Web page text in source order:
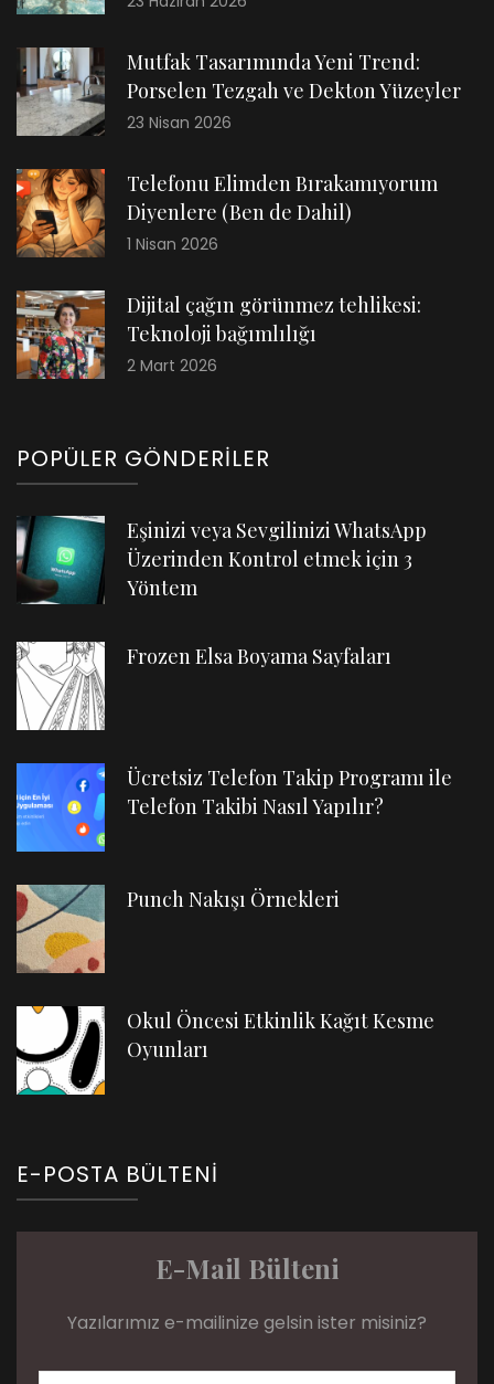
Mutfak Tasarımında Yeni Trend:
Porselen Tezgah ve Dekton Yüzeyler
23 Nisan 2026
Telefonu Elimden Bırakamıyorum
Diyenlere (Ben de Dahil)
1 Nisan 2026
Dijital çağın görünmez tehlikesi:
Teknoloji bağımlılığı
2 Mart 2026
POPÜLER GÖNDERILER
Eşinizi veya Sevgilinizi WhatsApp
Üzerinden Kontrol etmek için 3
Yöntem
Frozen Elsa Boyama Sayfaları
Ücretsiz Telefon Takip Programı ile
Telefon Takibi Nasıl Yapılır?
Punch Nakışı Örnekleri
Okul Öncesi Etkinlik Kağıt Kesme
Oyunları
E-POSTA BÜLTENI
E-Mail Bülteni
Yazılarımız e-mailinize gelsin ister misiniz?